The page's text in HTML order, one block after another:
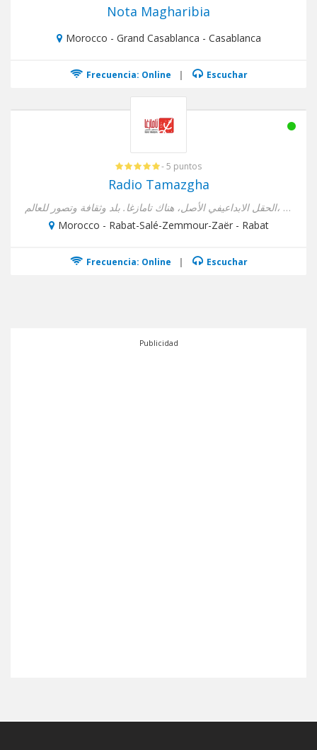
Nota Magharibia
Morocco - Grand Casablanca - Casablanca
Frecuencia: Online | Escuchar
- 5 puntos
Radio Tamazgha
الحقل الابداعيفي الأصل، هناك تامازغا. بلد وثقافة وتصور للعالم، �...
Morocco - Rabat-Salé-Zemmour-Zaër - Rabat
Frecuencia: Online | Escuchar
Publicidad